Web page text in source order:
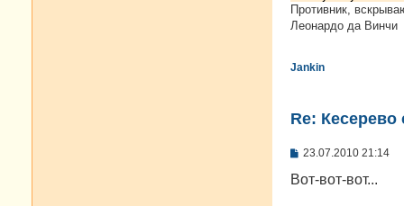
Противник,
Леонардо да Винчи
Jankin
Re:
С
о
23.07.2010 21:14
Вот-вот-вот...